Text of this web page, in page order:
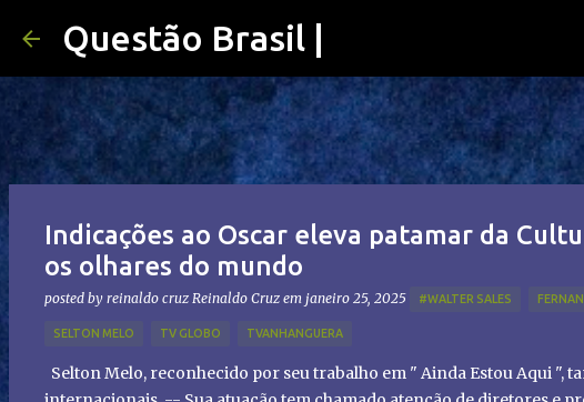
Questão Brasil |
Indicações ao Oscar eleva patamar da
os olhares do mundo
posted by reinaldo cruz Reinaldo Cruz em janeiro 25, 2025 #WALTER SALES
SELTON MELO TV GLOBO TVANHANGUERA
Selton Melo, reconhecido por seu trabalho em " Ainda Estou Aqui ",